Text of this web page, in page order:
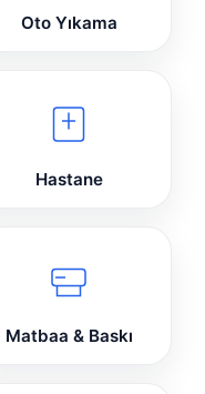
Oto Yıkama
Hastane
Matbaa & Baskı